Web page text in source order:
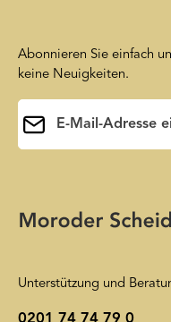
Abonnieren Sie einfach
keine Neuigkeiten.
Datenschutzerklärung
Unterstützung und
0201 74 74 79 0